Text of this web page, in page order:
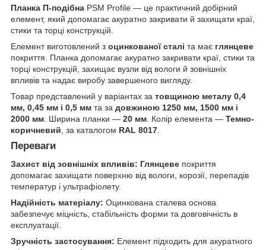
Планка П-подібна PSM Profile — це практичний добірний
елемент, який допомагає акуратно закривати й захищати краї,
стики та торці конструкцій.
Елемент виготовлений з оцинкованої сталі та має глянцеве
покриття. Планка допомагає акуратно закривати краї, стики та
торці конструкцій, захищає вузли від вологи й зовнішніх
впливів та надає виробу завершеного вигляду.
Товар представлений у варіантах за товщиною металу 0,4
мм, 0,45 мм і 0,5 мм та за довжиною 1250 мм, 1500 мм і
2000 мм. Ширина планки — 20 мм. Колір елемента — Темно-
коричневий, за каталогом RAL 8017.
Переваги
Захист від зовнішніх впливів: Глянцеве покриття
допомагає захищати поверхню від вологи, корозії, перепадів
температур і ультрафіолету.
Надійність матеріалу: Оцинкована сталева основа
забезпечує міцність, стабільність форми та довговічність в
експлуатації.
Зручність застосування: Елемент підходить для акуратного